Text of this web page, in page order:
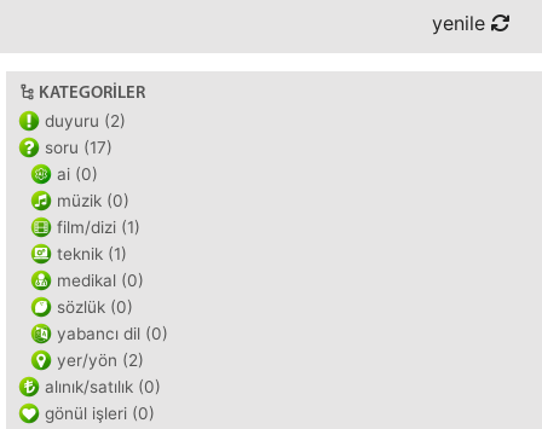
yenile
KATEGORILER
duyuru (2)
soru (17)
ai (0)
müzik (0)
film/dizi (1)
teknik (1)
medikal (0)
sözlük (0)
yabancı dil (0)
yer/yön (2)
alınık/satılık (0)
gönül işleri (0)